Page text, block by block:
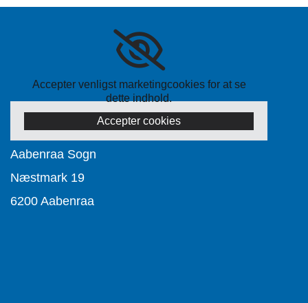
Accepter venligst marketingcookies for at se
dette indhold.
Accepter cookies
Aabenraa Sogn
Næstmark 19
6200 Aabenraa